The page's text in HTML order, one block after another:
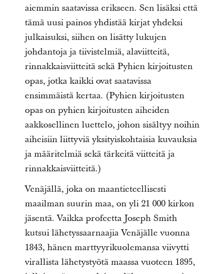
aiemmin saatavissa erikseen. Sen lisäksi että
tämä uusi painos yhdistää kirjat yhdeksi
julkaisuksi, siihen on lisätty lukujen
johdantoja ja tiivistelmiä, alaviitteitä,
rinnakkaisviitteitä sekä Pyhien kirjoitusten
opas, jotka kaikki ovat saatavissa
ensimmäistä kertaa. (Pyhien kirjoitusten
opas on pyhien kirjoitusten aiheiden
aakkosellinen luettelo, johon sisältyy noihin
aiheisiin liittyviä yksityiskohtaisia kuvauksia
ja määritelmiä sekä tärkeitä viitteitä ja
rinnakkaisviitteitä.)
Venäjällä, joka on maantieteellisesti
maailman suurin maa, on yli 21 000 kirkon
jäsentä. Vaikka profeetta Joseph Smith
kutsui lähetyssaarnaajia Venäjälle vuonna
1843, hänen marttyyrikuolemansa viivytti
virallista lähetystyötä maassa vuoteen 1895,